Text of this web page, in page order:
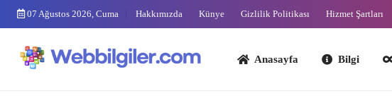
Skip
07 Ağustos 2026, Cuma Hakkımızda Künye Gizlilik Politikası Hizmet Şartları
Anasayfa Bilgi Genel